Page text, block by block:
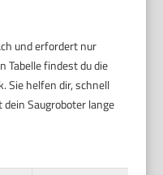
und erfordert nur
Tabelle findest du die
Sie helfen dir, schnell
dein Saugroboter lange